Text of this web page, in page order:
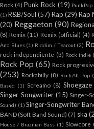
Rock (4) Punk Rock (19) PunkPop
(1) R&B/Soul (57) Rap (29) Rap
(20) Reggaeton (90)
(8) Remix (11) Remix (official) (4)
And Blues (1) Riddim / Tearout (2)
rock independiente (3) Rock indie
Rock Pop (65) Rock
(253) Rockabilly (8) RockAlt Pop
Based (1) Screamo (8) Shoegaze
Singer-Songwriter (15) Singer-
Sound) (1) Singer-Songwriter
BAND (Soft Band Sound) (7) ska
House / Brazilian Bass (1) Slowcore